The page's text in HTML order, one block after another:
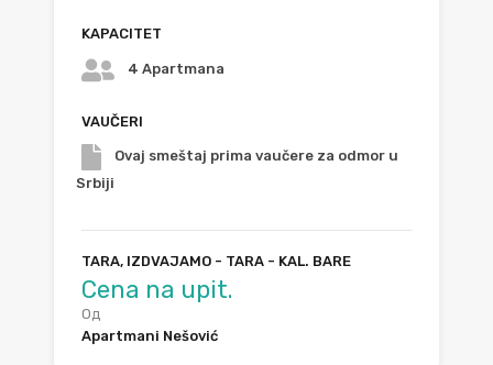
KAPACITET
4 Apartmana
VAUČERI
Ovaj smeštaj prima vaučere za odmor u
Srbiji
TARA, IZDVAJAMO - TARA - KAL. BARE
Cena na upit.
Од
Apartmani Nešović